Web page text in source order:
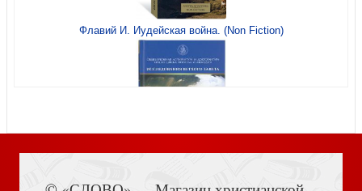
Голые факты
Флавий И. Иудейская война. (Non Fiction)